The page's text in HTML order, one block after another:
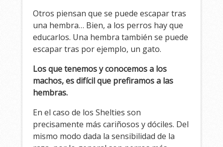
Otros piensan que se puede escapar tras
una hembra… Bien, a los perros hay que
educarlos. Una hembra también se puede
escapar tras por ejemplo, un gato.
Los que tenemos y conocemos a los
machos, es difícil que prefiramos a las
hembras.
En el caso de los Shelties son
precisamente más cariñosos y dóciles. Del
mismo modo dada la sensibilidad de la